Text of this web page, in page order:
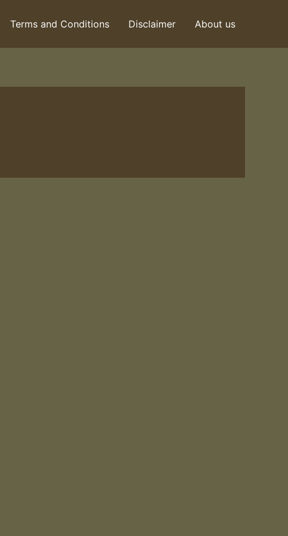
Terms and Conditions Disclaimer About us